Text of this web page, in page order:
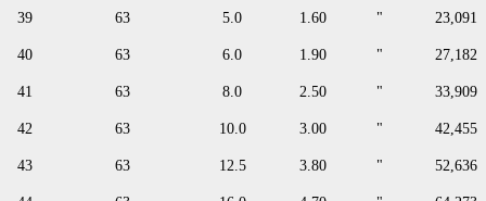
39 63 5.0 1.60 " 23,091
40 63 6.0 1.90 " 27,182
41 63 8.0 2.50 " 33,909
42 63 10.0 3.00 " 42,455
43 63 12.5 3.80 " 52,636